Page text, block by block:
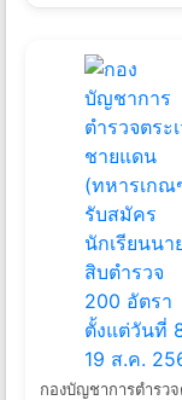
กองบัญชาการตำรวจ